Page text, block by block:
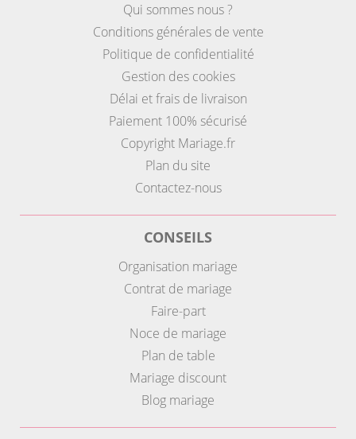
Qui sommes nous ?
Conditions générales de vente
Politique de confidentialité
Gestion des cookies
Délai et frais de livraison
Paiement 100% sécurisé
Copyright Mariage.fr
Plan du site
Contactez-nous
CONSEILS
Organisation mariage
Contrat de mariage
Faire-part
Noce de mariage
Plan de table
Mariage discount
Blog mariage